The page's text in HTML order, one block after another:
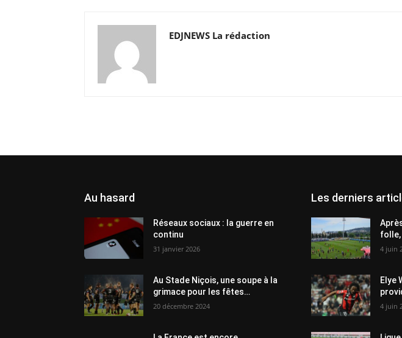
EDJNEWS La rédaction
Au hasard
Réseaux sociaux : la guerre en
continu
31 janvier 2026
Au Stade Niçois, une soupe à la
grimace pour les fêtes…
20 décembre 2024
Les derniers
folle,
4 juin
Elye
4 juin